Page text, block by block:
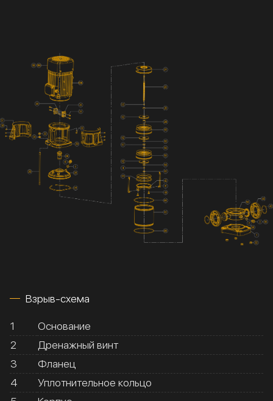
Взрыв-схема
1
Основание
2
Дренажный винт
3
Фланец
4
Уплотнительное кольцо